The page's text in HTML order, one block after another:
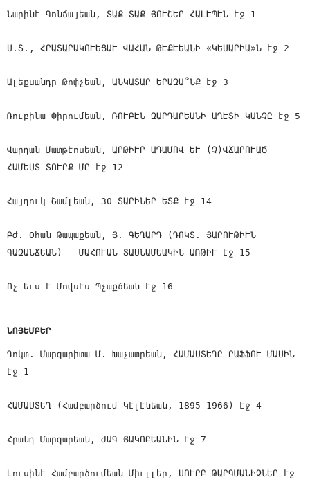
Նարինէ Գոնճայեան, ՏԱՔ-ՏԱՔ ՅՈՒՇԵՐ ՀԱԼԷՊԷՆ էջ 1
Ս.Տ., ՀՐԱՏԱՐԱԿՈՒԵՑԱՒ ՎԱՀԱՆ ԹԷՔԷԵԱՆԻ «ԿԵՍԱՐԻԱ»Ն էջ 2
Ալեքսանդր Թոփչեան, ԱՆԿԱՏԱՐ ԵՐԱԶԱ՞ՆՔ էջ 3
Ռուբինա Փիրումեան, ՌՈՒԲԷՆ ԶԱՐԴԱՐԵԱՆԻ ԱՂԷՏԻ ԿԱՆՉԸ էջ 5
Վարդան Մատթէոսեան, ԱՐԹԻՒՐ ԱԴԱՄՈՎ ԵՒ (Չ)ՎՃԱՐՈՒԱԾ
ՀԱՄԵՍՏ ՏՈՒՐՔ ՄԸ էջ 12
Հայդուկ Շամլեան, 30 ՏԱՐԻՆԵՐ ԵՏՔ էջ 14
Բժ. Օհան Թապաքեան, Յ. ԳԵՂԱՐԴ (ԴՈԿՏ. ՅԱՐՈՒԹԻՒՆ
ԳԱԶԱՆՃԵԱՆ) — ՄԱՀՈՒԱՆ ՏԱՍՆԱՄԵԱԿԻՆ ԱՌԹԻՒ էջ 15
Ոչ եւս է Մովսէս Պչաքճեան էջ 16
ՆՈՅԵՄԲԵՐ
Դոկտ. Մարգարիտա Մ. Խաչատրեան, ՀԱՄԱՍՏԵՂԸ ՐԱՖՖՈՒ ՄԱՍԻՆ
էջ 1
ՀԱՄԱՍՏԵՂ (Համբարձում Կէլէնեան, 1895-1966) էջ 4
Հրանդ Մարգարեան, ԺԱԳ ՅԱԿՈԲԵԱՆԻՆ էջ 7
Լուսինէ Համբարձումեան-Միւլլեր, ՍՈՒՐԲ ԹԱՐԳՄԱՆԻՉՆԵՐ էջ